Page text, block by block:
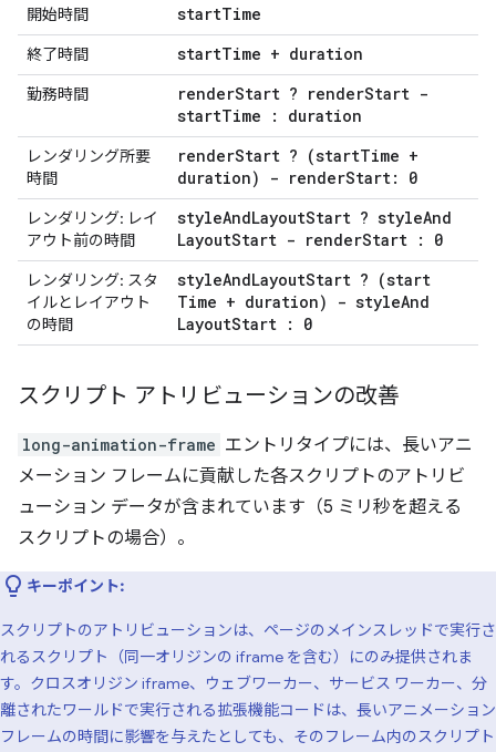
開始時間 startTime
終了時間 startTime + duration
勤務時間 renderStart ? renderStart -
startTime : duration
レンダリング所要
時間
renderStart ? (startTime +
duration) - renderStart: 0
レンダリング: レイ
アウト前の時間
styleAndLayoutStart ? styleAnd
LayoutStart - renderStart : 0
レンダリング: スタ
イルとレイアウト
の時間
styleAndLayoutStart ? (start
Time + duration) - styleAnd
LayoutStart : 0
スクリプト アトリビューションの改善
long-animation-frame エントリタイプには、長いアニ
メーション フレームに貢献した各スクリプトのアトリビ
ューション データが含まれています（5 ミリ秒を超える
スクリプトの場合）。
キーポイント:
スクリプトのアトリビューションは、ページのメインスレッドで実行さ
れるスクリプト（同一オリジンの iframe を含む）にのみ提供されま
す。クロスオリジン iframe、ウェブワーカー、サービス ワーカー、分
離されたワールドで実行される拡張機能コードは、長いアニメーション
フレームの時間に影響を与えたとしても、そのフレーム内のスクリプト